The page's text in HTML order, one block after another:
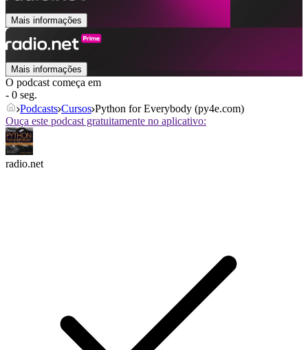
Mais informações
Mais informações
O podcast começa em
- 0 seg.
Podcasts Cursos Python for Everybody (py4e.com)
Ouça este podcast gratuitamente no aplicativo:
radio.net